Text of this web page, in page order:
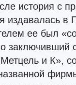
история с
издавалась в
ее был
заключивший
и К»,